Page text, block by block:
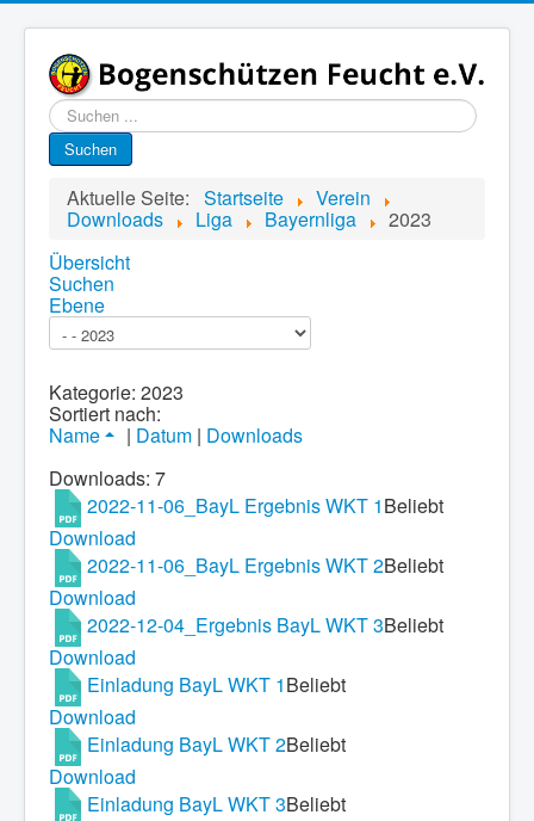
Suchen
...
Suchen
Aktuelle Seite: Startseite Verein
Downloads Liga Bayernliga
2023
Übersicht
Suchen
Ebene
Kategorie: 2023
Sortiert nach:
Name | Datum | Downloads
Downloads: 7
2022-11-06_BayL Ergebnis WKT 1Beliebt
Download
2022-11-06_BayL Ergebnis WKT 2Beliebt
Download
2022-12-04_Ergebnis BayL WKT 3Beliebt
Download
Einladung BayL WKT 1Beliebt
Download
Einladung BayL WKT 2Beliebt
Download
Einladung BayL WKT 3Beliebt